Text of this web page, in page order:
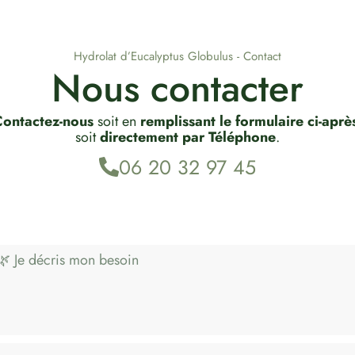
Hydrolat d’Eucalyptus Globulus - Contact
Nous contacter
noussoit en remplissant le formulaire ci-
soitdirectement par Téléphone.
06 20 32 97 45